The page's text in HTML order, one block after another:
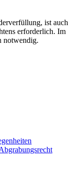
ist auch
erforderlich. Im
notwendig.